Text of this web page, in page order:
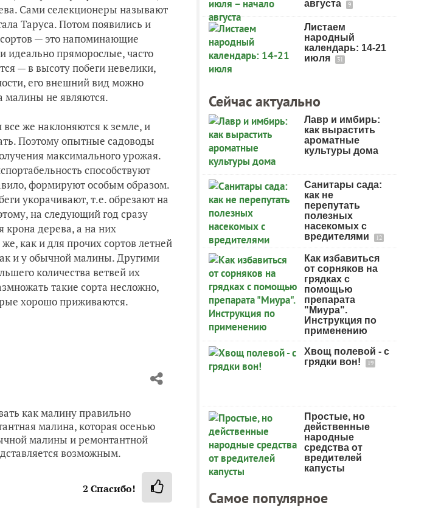
Сами селекционеры называют
Таруса. Потом появились и
сортов — это напоминающие
идеально пряморослые, часто
— в высоту побеги невелики,
его внешний вид можно
малины не являются.
же наклоняются к земле, и
Поэтому опытные садоводы
максимального урожая.
способствуют
формируют особым образом.
укорачивают, т.е. обрезают на
на следующий год сразу
крона дерева, а на них
как и для прочих сортов летней
и у обычной малины. Другими
количества ветвей их
такие сорта несложно,
хорошо приживаются.
как малину правильно
малина, которая осенью
малины и ремонтантной
возможным.
2 Спасибо!
августа
9
Листаем
народный
календарь: 14-21
июля
31
Сейчас актуально
Лавр и имбирь:
как вырастить
ароматные
культуры дома
Санитары сада:
как не
перепутать
полезных
насекомых с
вредителями
12
Как избавиться
от сорняков на
грядках с
помощью
препарата
"Миура".
Инструкция по
применению
Хвощ полевой - с
грядки вон!
19
Простые, но
действенные
народные
средства от
вредителей
капусты
Самое популярное